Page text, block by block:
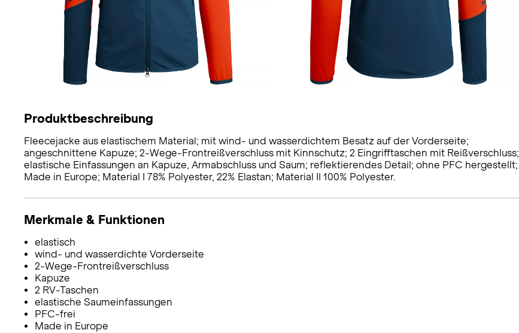
Produktbeschreibung
Fleecejacke aus elastischem Material; mit wind- und wasserdichtem Besatz auf der Vorderseite;
angeschnittene Kapuze; 2-Wege-Frontreißverschluss mit Kinnschutz; 2 Eingrifftaschen mit Reißverschluss;
elastische Einfassungen an Kapuze, Armabschluss und Saum; reflektierendes Detail; ohne PFC hergestellt;
Made in Europe; Material I 78% Polyester, 22% Elastan; Material II 100% Polyester.
Merkmale & Funktionen
elastisch
wind- und wasserdichte Vorderseite
2-Wege-Frontreißverschluss
Kapuze
2 RV-Taschen
elastische Saumeinfassungen
PFC-frei
Made in Europe